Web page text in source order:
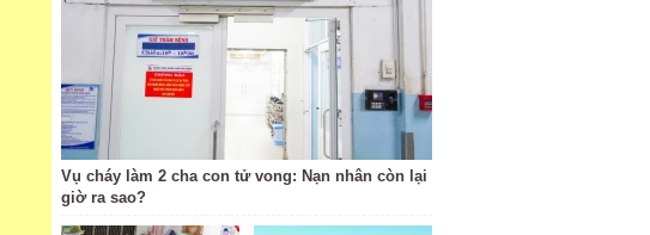
Vụ cháy làm 2 cha con tử vong: Nạn nhân còn lại
giờ ra sao?